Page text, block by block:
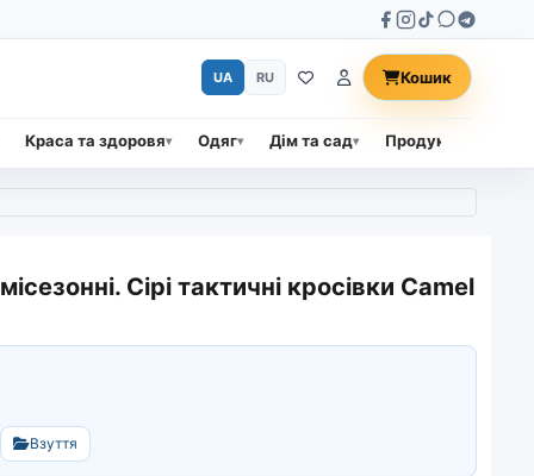
Краса та здоровя Одяг Дім та сад Продукти
UA RU Кошик
Сірі тактичні кросівки Camel
Взуття